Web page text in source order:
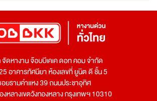
ดหางาน จ๊อบบีเคเค ดอท คอม จำกัด
อาคารทัศนียา ห้องเลขที่ ยูนิต ดี ชั้น 5
ยรามคำแหง 39 ถนนประชาอุทิศ
งหลางเขตวังทองหลาง กรุงเทพฯ 10310